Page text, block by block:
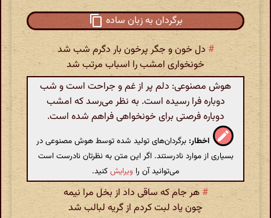
برگردان به زبان ساده
#دل خون و جگر پرخون بار دگرم شب شد
خونخواری امشب را اسباب مرتب شد
هوش مصنوعی: دلم پر از غم و جراحت است و شب
دوباره فرا رسیده است. به نظر می‌رسد که امشب
دوباره فرصتی برای خونخواهی فراهم شده است.
اخطار: برگردان‌های تولید شده توسط هوش مصنوعی در
بسیاری از موارد نادرستند. اگر این متن به نظرتان نادرست است
می‌توانید آن را ویرایشکنید.
# هر جام که ساقی داد از بخل مرا نیمه
چون یاد لبت کردم از گریه لبالب شد